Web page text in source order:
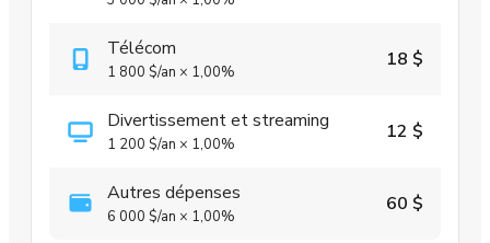
Télécom
1 800 $/an × 1,00%
18 $
Divertissement et streaming
1 200 $/an × 1,00%
12 $
Autres dépenses
6 000 $/an × 1,00%
60 $